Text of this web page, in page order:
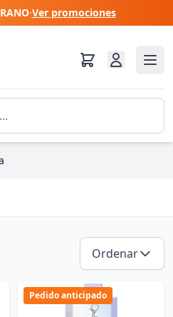
·Ver promociones
Ordenar
Pedido anticipado